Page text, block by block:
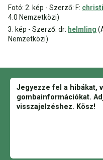
Fotó: 2. kép - Szerző: F:
4.0 Nemzetközi)
3. kép - Szerző: dr: helmling
Nemzetközi)